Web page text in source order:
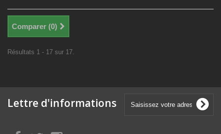
Comparer (0)
Résultats 1 - 17 sur 17.
Lettre d'informations